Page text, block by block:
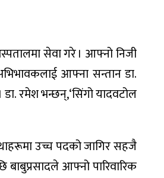
सेवा गरे । आफ्नो निजी
आफ्ना सन्तान डा.
रमेश भन्छन्,‘सिंगो यादवटोल
उच्च पदको जागिर सहजै
आफ्नो पारिवारिक